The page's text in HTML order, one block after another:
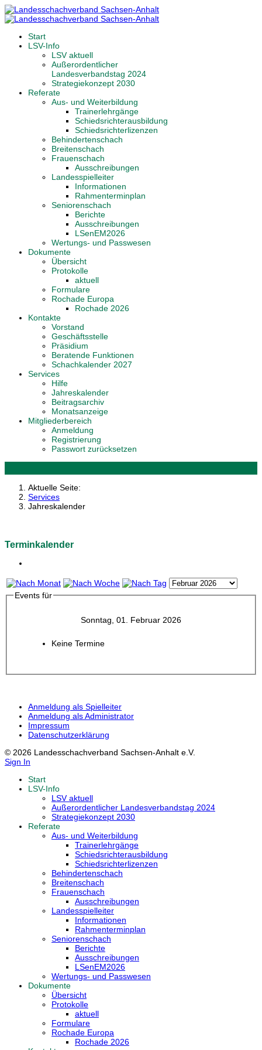
Start
LSV-Info
LSV aktuell
Außerordentlicher
Landesverbandstag 2024
Strategiekonzept 2030
Referate
Aus- und Weiterbildung
Trainerlehrgänge
Schiedsrichterausbildung
Schiedsrichterlizenzen
Behindertenschach
Breitenschach
Frauenschach
Ausschreibungen
Landesspielleiter
Informationen
Rahmenterminplan
Seniorenschach
Berichte
Ausschreibungen
LSenEM2026
Wertungs- und Passwesen
Dokumente
Übersicht
Protokolle
aktuell
Formulare
Rochade Europa
Rochade 2026
Kontakte
Vorstand
Geschäftsstelle
Präsidium
Beratende Funktionen
Schachkalender 2027
Services
Hilfe
Jahreskalender
Beitragsarchiv
Monatsanzeige
Mitgliederbereich
Anmeldung
Registrierung
Passwort zurücksetzen
Aktuelle Seite:
Services
Jahreskalender
Terminkalender
Events für
Sonntag, 01. Februar 2026
Keine Termine
Anmeldung als Spielleiter
Anmeldung als Administrator
Impressum
Datenschutzerklärung
© 2026 Landesschachverband Sachsen-Anhalt e.V.
Sign In
Start
LSV-Info
LSV aktuell
Außerordentlicher Landesverbandstag 2024
Strategiekonzept 2030
Referate
Aus- und Weiterbildung
Trainerlehrgänge
Schiedsrichterausbildung
Schiedsrichterlizenzen
Behindertenschach
Breitenschach
Frauenschach
Ausschreibungen
Landesspielleiter
Informationen
Rahmenterminplan
Seniorenschach
Berichte
Ausschreibungen
LSenEM2026
Wertungs- und Passwesen
Dokumente
Übersicht
Protokolle
aktuell
Formulare
Rochade Europa
Rochade 2026